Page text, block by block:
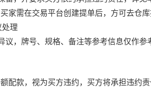
家需在交易平台创建提单后，方可去仓
理
议，牌号、规格、备注等参考信息仅作
配款，视为买方违约，买方将承担违约